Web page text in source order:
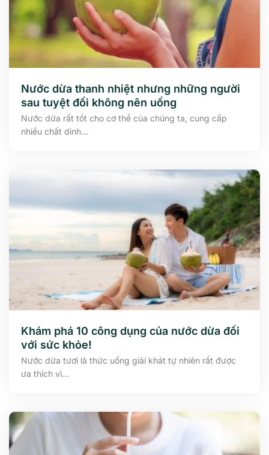
Nước dừa thanh nhiệt nhưng những người
sau tuyệt đối không nên uống
Nước dừa rất tốt cho cơ thể của chúng ta, cung cấp
nhiều chất dinh...
Khám phá 10 công dụng của nước dừa đối
với sức khỏe!
Nước dừa tươi là thức uống giải khát tự nhiên rất được
ưa thích vì...